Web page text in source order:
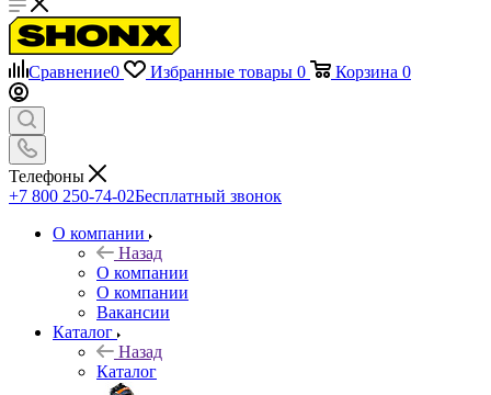
Сравнение0 Избранные товары 0 Корзина 0
Телефоны
+7 800 250-74-02Бесплатный звонок
О компании
Назад
О компании
О компании
Вакансии
Каталог
Назад
Каталог